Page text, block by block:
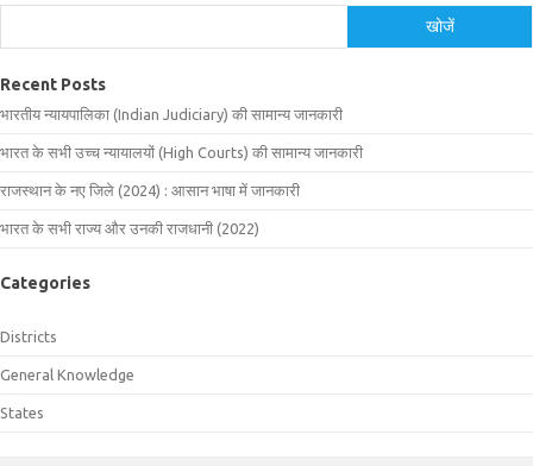
खोजें
Recent Posts
भारतीय न्यायपालिका (Indian Judiciary) की सामान्य जानकारी
भारत के सभी उच्च न्यायालयों (High Courts) की सामान्य जानकारी
राजस्थान के नए जिले (2024) : आसान भाषा में जानकारी
भारत के सभी राज्य और उनकी राजधानी (2022)
Categories
Districts
General Knowledge
States